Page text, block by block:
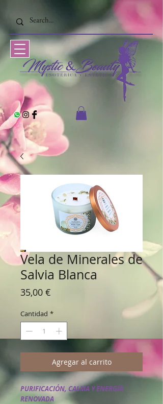
Vela de Minerales de
Salvia Blanca
35,00 €
Cantidad *
Agregar al carrito
PURIFICACIÓN, CALMA Y ENERGÍA
RENOVADA